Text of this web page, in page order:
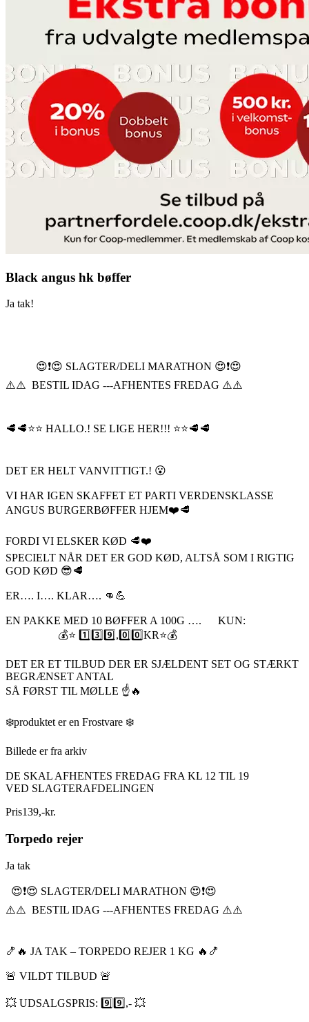
Black angus hk bøffer
Ja tak!
😍❗️😍 SLAGTER/DELI MARATHON 😍❗️😍
⚠️⚠️ BESTIL IDAG ---AFHENTES FREDAG ⚠️⚠️
🥩🥩⭐️⭐️ HALLO.! SE LIGE HER!!! ⭐️⭐️🥩🥩
DET ER HELT VANVITTIGT.! 😮
VI HAR IGEN SKAFFET ET PARTI VERDENSKLASSE
ANGUS BURGERBØFFER HJEM❤️🥩
FORDI VI ELSKER KØD 🥩❤️
SPECIELT NÅR DET ER GOD KØD, ALTSÅ SOM I RIGTIG
GOD KØD 😎🥩
ER…. I…. KLAR…. 👊💪
EN PAKKE MED 10 BØFFER A 100G …. KUN:
💰⭐️ 1️⃣3️⃣9️⃣,0️⃣0️⃣KR⭐️💰
DET ER ET TILBUD DER ER SJÆLDENT SET OG STÆRKT
BEGRÆNSET ANTAL
SÅ FØRST TIL MØLLE ☝️🔥
❄️produktet er en Frostvare ❄️
Billede er fra arkiv
DE SKAL AFHENTES FREDAG FRA KL 12 TIL 19
VED SLAGTERAFDELINGEN
Pris139,-kr.
Torpedo rejer
Ja tak
😍❗️😍 SLAGTER/DELI MARATHON 😍❗️😍
⚠️⚠️ BESTIL IDAG ---AFHENTES FREDAG ⚠️⚠️
🍤🔥 JA TAK – TORPEDO REJER 1 KG 🔥🍤
🚨 VILDT TILBUD 🚨
💥 UDSALGSPRIS: 9️⃣9️⃣,- 💥